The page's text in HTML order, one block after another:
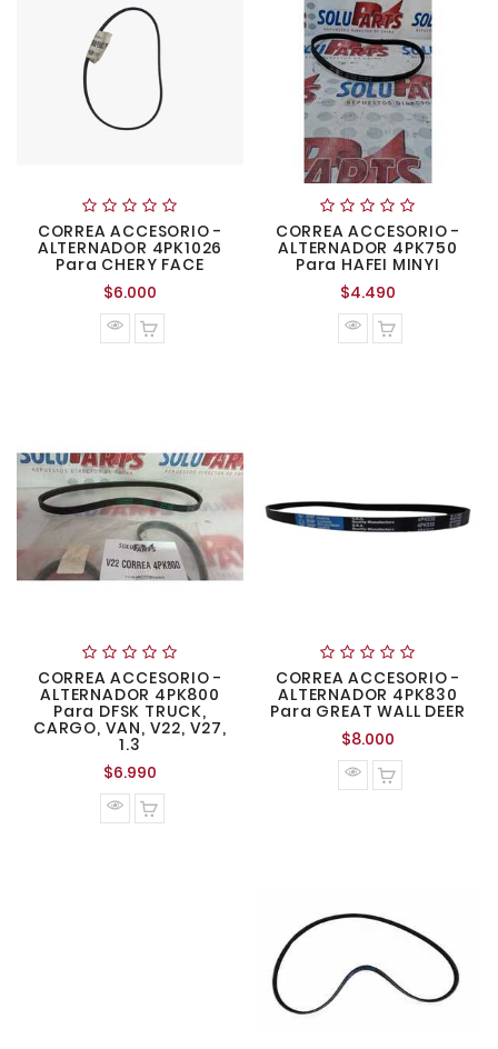
CORREA ACCESORIO -
ALTERNADOR 4PK1026
Para CHERY FACE
$6.000
normal
CORREA ACCESORIO -
ALTERNADOR 4PK750
Para HAFEI MINYI
$4.490
normal
CORREA ACCESORIO -
ALTERNADOR 4PK800
Para DFSK TRUCK,
CARGO, VAN, V22, V27,
1.3
$6.990
normal
CORREA ACCESORIO -
ALTERNADOR 4PK830
Para GREAT WALL DEER
$8.000
normal